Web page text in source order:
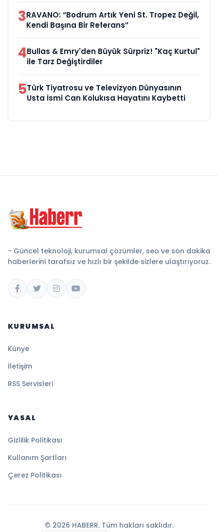
3RAVANO: “Bodrum Artık Yeni St. Tropez Değil,
Kendi Başına Bir Referans”
4Bullas & Emry'den Büyük Sürpriz! "Kaç Kurtul"
ile Tarz Değiştirdiler
5Türk Tiyatrosu ve Televizyon Dünyasının
Usta İsmi Can Kolukısa Hayatını Kaybetti
- Güncel teknoloji, kurumsal çözümler, seo ve son dakika
haberlerini tarafsız ve hızlı bir şekilde sizlere ulaştırıyoruz.
KURUMSAL
Künye
İletişim
RSS Servisleri
YASAL
Gizlilik Politikası
Kullanım Şartları
Çerez Politikası
© 2026 HABERR. Tüm hakları saklıdır.